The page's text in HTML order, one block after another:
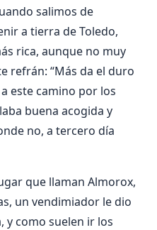
salimos de
a tierra de Toledo,
rica, aunque no muy
refrán: “Más da el duro
este camino por los
buena acogida y
no, a tercero día
que llaman Almorox,
un vendimiador le dio
y como suelen ir los